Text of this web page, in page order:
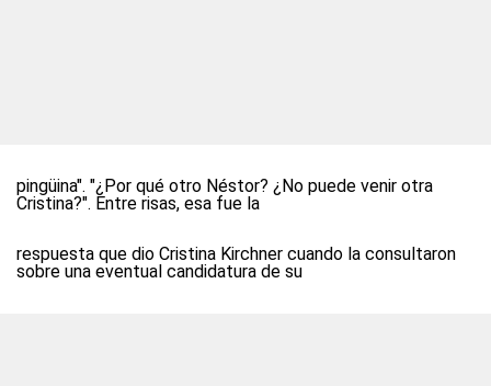
pingüina". "¿Por qué otro Néstor? ¿No puede venir otra
Cristina?". Entre risas, esa fue la
respuesta que dio Cristina Kirchner cuando la consultaron
sobre una eventual candidatura de su